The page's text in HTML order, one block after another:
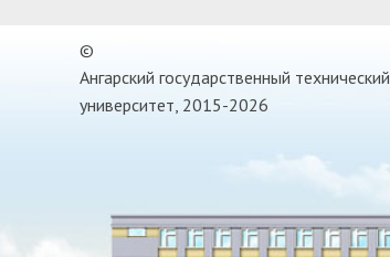
©
Ангарский государственный технический
университет, 2015-2026